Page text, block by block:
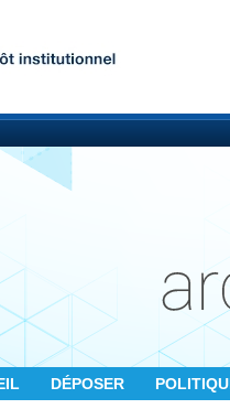
DÉPOSER